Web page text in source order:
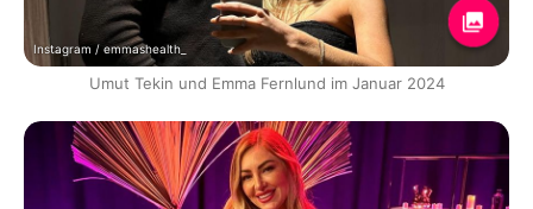
Instagram / emmashealth_
Umut Tekin und Emma Fernlund im Januar 2024